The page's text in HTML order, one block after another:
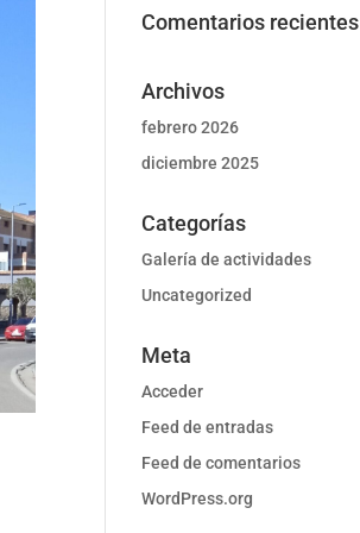
Comentarios recientes
Archivos
febrero 2026
diciembre 2025
Categorías
Galería de actividades
Uncategorized
Meta
Acceder
Feed de entradas
Feed de comentarios
WordPress.org